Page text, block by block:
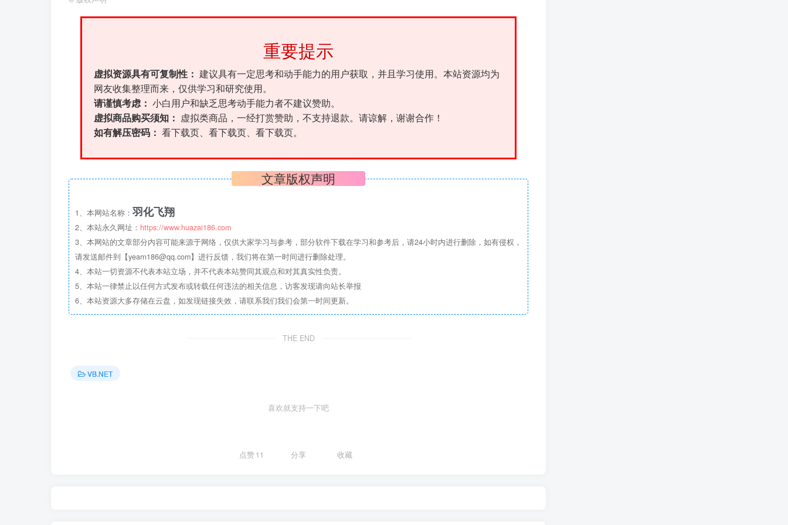
重要提示
虚拟资源具有可复制性： 建议具有一定思考和动手能力的用户获取，并且学习使用。本站资源均为
网友收集整理而来，仅供学习和研究使用。
请谨慎考虑： 小白用户和缺乏思考动手能力者不建议赞助。
虚拟商品购买须知：
虚拟类商品，一经打赏赞助，不支持退款。请谅解，谢谢合作！
如有解压密码： 看下载页、看下载页、看下载页。
文章版权声明
1、本网站名称： 羽化飞翔
2、本站永久网址： https://www.huazai186.com
3、本网站的文章部分内容可能来源于网络，仅供大家学习与参考，部分软件下载在学习和参考后，请24小时内进行删除，如有侵权，
请发送邮件到【yearn186@qq.com】进行反馈，我们将在第一时间进行删除处理。
4、本站一切资源不代表本站立场，并不代表本站赞同其观点和对其真实性负责。
5、本站一律禁止以任何方式发布或转载任何违法的相关信息，访客发现请向站长举报
6、本站资源大多存储在云盘，如发现链接失效，请联系我们我们会第一时间更新。
THE END
VB.NET
喜欢就支持一下吧
点赞11 分享 收藏